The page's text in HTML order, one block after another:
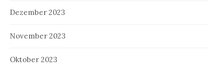
Dezember 2023
November 2023
Oktober 2023